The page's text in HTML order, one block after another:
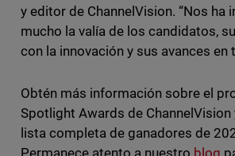
y editor de ChannelVision. “Nos ha
mucho la valía de los candidatos,
con la innovación y sus avances en
Obtén más información sobre el
Spotlight Awards de ChannelVision
lista completa de ganadores de
Permanece atento a nuestro blog